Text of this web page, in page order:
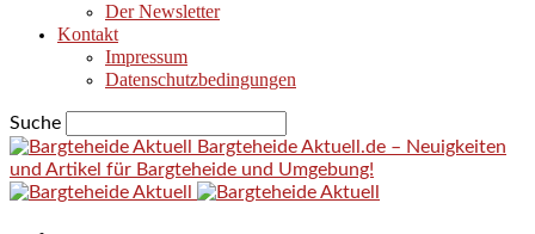
Der Newsletter
Kontakt
Impressum
Datenschutzbedingungen
Suche
Bargteheide Aktuell.de – Neuigkeiten
und Artikel für Bargteheide und Umgebung!